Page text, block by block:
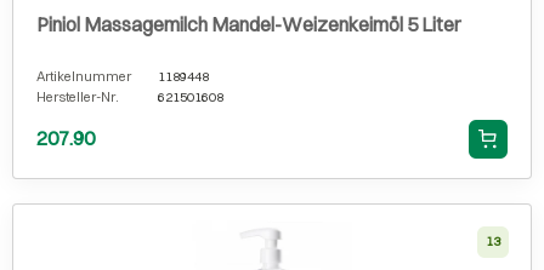
Piniol Massagemilch Mandel-Weizenkeimöl 5 Liter
Artikelnummer
1189448
Hersteller-Nr.
621501608
207.90
13